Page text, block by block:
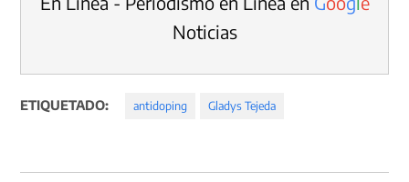
Noticias
ETIQUETADO: antidoping Gladys Tejeda